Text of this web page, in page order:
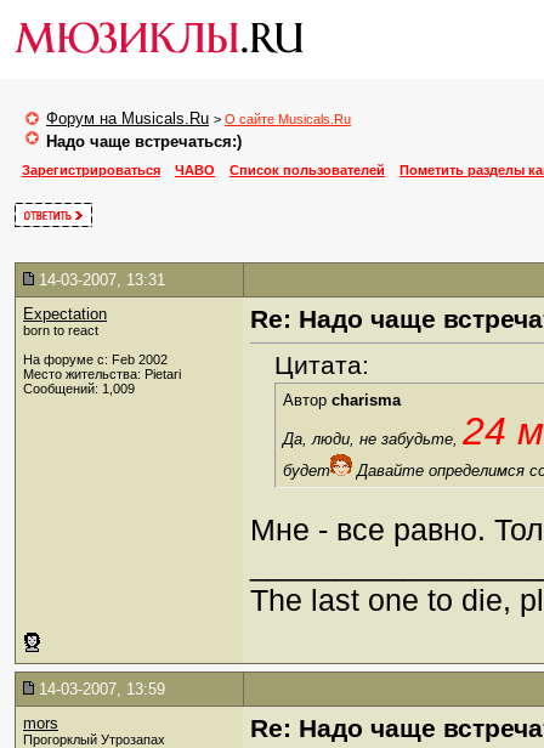
Форум на Musicals.Ru > О сайте Musicals.Ru
Надо чаще встречаться:)
Зарегистрироваться ЧАВО Список пользователей Пометить разделы
14-03-2007, 13:31
Expectation
born to react
На форуме с: Feb 2002
Место жительства: Pietari
Сообщений: 1,009
Re: Надо чаще
Цитата:
Автор charisma
Да, люди, не забудьте, 24
будет Давайте определимся
Мне - все равно.
The last one to die,
14-03-2007, 13:59
mors
Прогорклый Утрозапах Re: Надо чаще